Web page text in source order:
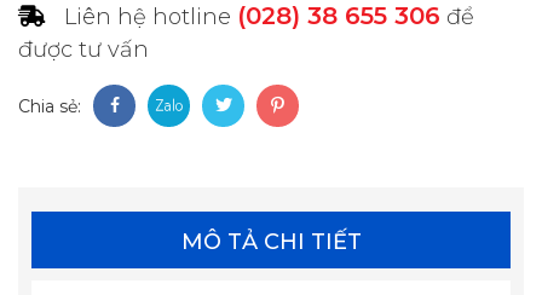
Liên hệ hotline (028) 38 655 306 để
được tư vấn
Chia sẻ:
MÔ TẢ CHI TIẾT